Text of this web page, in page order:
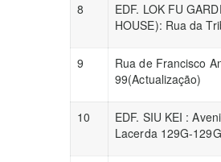
8
EDF. LOK FU
HOUSE): Rua da
9
Rua de Francisco
99(Actualização)
10
EDF. SIU KEI :
Lacerda 129G-